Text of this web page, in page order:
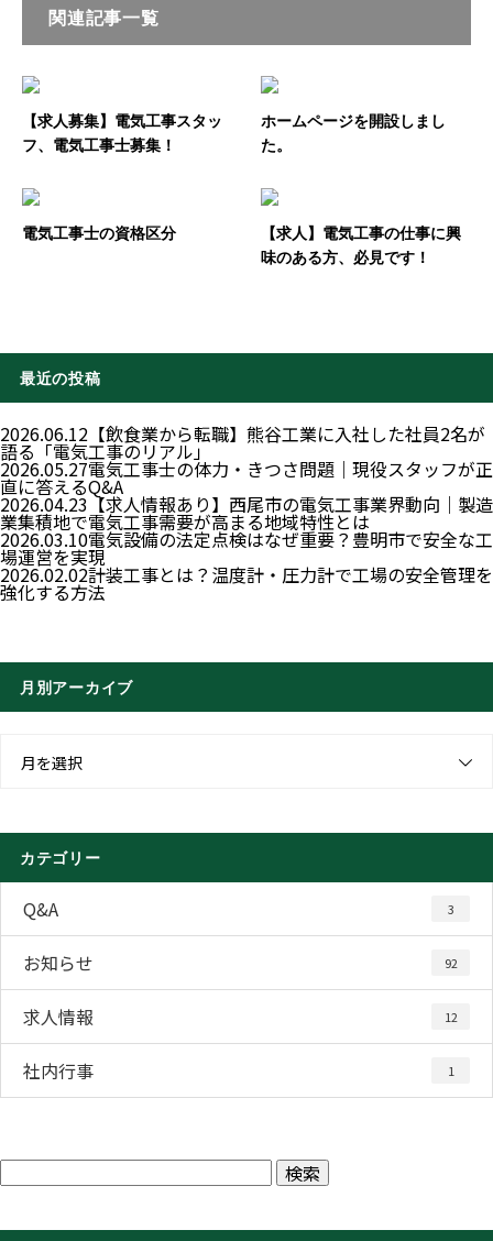
関連記事一覧
【求人募集】電気工事スタッ
フ、電気工事士募集！
ホームページを開設しまし
た。
電気工事士の資格区分
【求人】電気工事の仕事に興
味のある方、必見です！
最近の投稿
2026.06.12 【飲食業から転職】熊谷工業に入社した社員2名が
語る「電気工事のリアル」
2026.05.27電気工事士の体力・きつさ問題｜現役スタッフが正
直に答えるQ&A
2026.04.23 【求人情報あり】西尾市の電気工事業界動向｜製造
業集積地で電気工事需要が高まる地域特性とは
2026.03.10電気設備の法定点検はなぜ重要？豊明市で安全な工
場運営を実現
2026.02.02計装工事とは？温度計・圧力計で工場の安全管理を
強化する方法
月別アーカイブ
月を選択
カテゴリー
Q&A 3
お知らせ 92
求人情報 12
社内行事 1